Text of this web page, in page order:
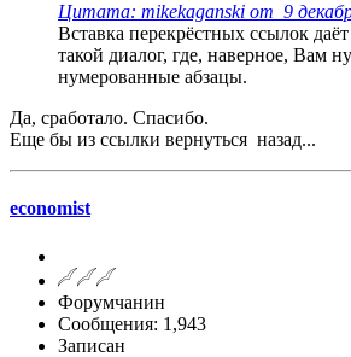
Цитата: mikekaganski от 9
Вставка перекрёстных ссылок
такой диалог, где, наверное, Вам
нумерованные абзацы.
Да, сработало. Спасибо.
Еще бы из ссылки вернуться назад...
economist
Форумчанин
Сообщения: 1,943
Записан